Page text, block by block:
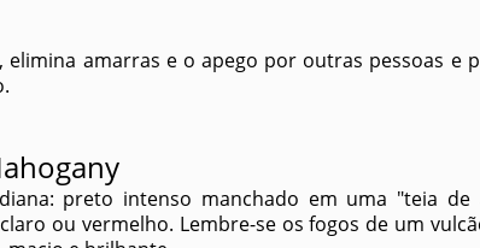
amarras e o apego por outras pessoas e
preto intenso manchado em uma "teia
ou vermelho. Lembre-se os fogos de um